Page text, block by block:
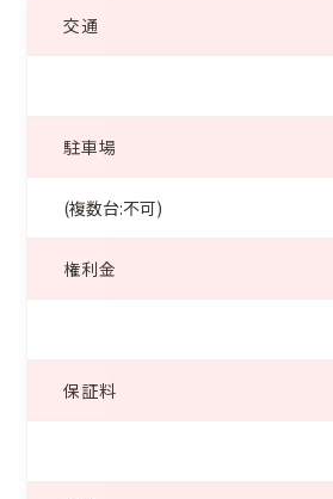
交通
駐車場
(複数台:不可)
権利金
保証料